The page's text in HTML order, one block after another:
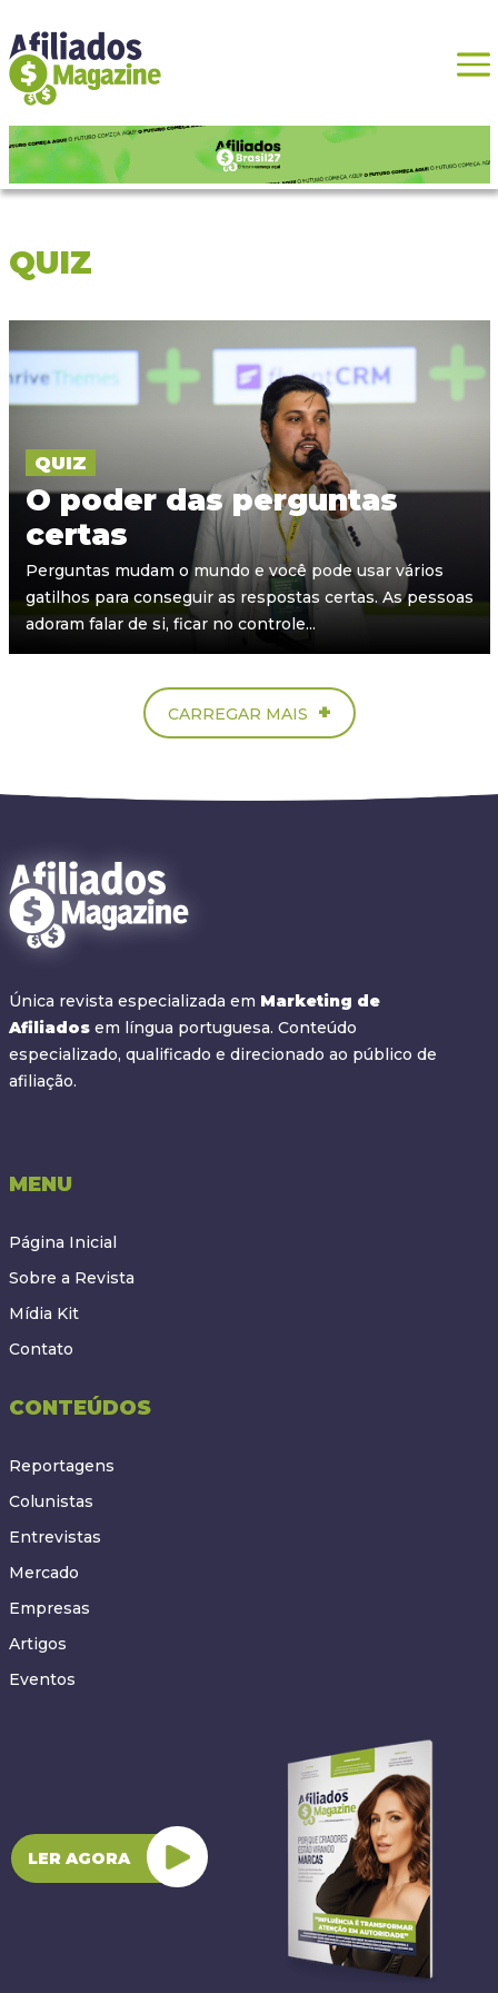
QUIZ
QUIZ
O poder das perguntas
certas
Perguntas mudam o mundo e você pode usar vários
gatilhos para conseguir as respostas certas. As pessoas
adoram falar de si, ficar no controle...
CARREGAR MAIS +
Única revista especializada em Marketing de
Afiliados em língua portuguesa. Conteúdo
especializado, qualificado e direcionado ao público de
afiliação.
MENU
Página Inicial
Sobre a Revista
Mídia Kit
Contato
CONTEÚDOS
Reportagens
Colunistas
Entrevistas
Mercado
Empresas
Artigos
Eventos
LER AGORA